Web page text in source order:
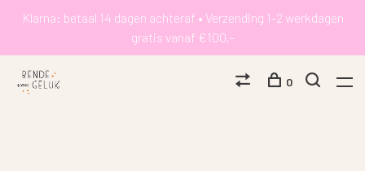
Klarna: betaal 14 dagen achteraf • Verzending 1-2 werkdagen
gratis vanaf €100,-
0